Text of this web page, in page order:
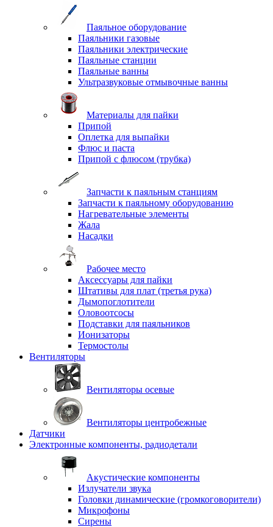
Паяльное оборудование
Паяльники газовые
Паяльники электрические
Паяльные станции
Паяльные ванны
Ультразвуковые отмывочные ванны
Материалы для пайки
Припой
Оплетка для выпайки
Флюс и паста
Припой с флюсом (трубка)
Запчасти к паяльным станциям
Запчасти к паяльному оборудованию
Нагревательные элементы
Жала
Насадки
Рабочее место
Аксессуары для пайки
Штативы для плат (третья рука)
Дымопоглотители
Оловоотсосы
Подставки для паяльников
Ионизаторы
Термостолы
Вентиляторы
Вентиляторы осевые
Вентиляторы центробежные
Датчики
Электронные компоненты, радиодетали
Акустические компоненты
Излучатели звука
Головки динамические (громкоговорители)
Микрофоны
Сирены